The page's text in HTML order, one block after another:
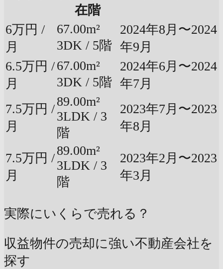
在階
6万円 /
月
67.00m²
3DK / 5階
2024年8月〜2024
年9月
6.5万円 /
月
67.00m²
3DK / 5階
2024年6月〜2024
年7月
7.5万円 /
月
89.00m²
3LDK / 3
階
2023年7月〜2023
年8月
7.5万円 /
月
89.00m²
3LDK / 3
階
2023年2月〜2023
年3月
実際にいくらで売れる？
収益物件の売却に強い不動産会社を
探す